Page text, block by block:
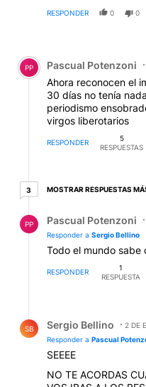
RESPONDER 0 0
Comentario de Pascual
PP Pascual Potenzoni
Ahora reconocen el
30 días no tenía
periodismo
virgos liberotarios
RESPONDER
5
RESPUESTAS
33 respuestas más
MOSTRAR RESPUESTAS
PP Pascual Potenzoni
Responder a Sergio Bellino
Todo el mundo
RESPONDER
1
RESPUESTA
SB Sergio Bellino
2 DE
Responder a Pascual
SEEEE
NO TE ACORDAS